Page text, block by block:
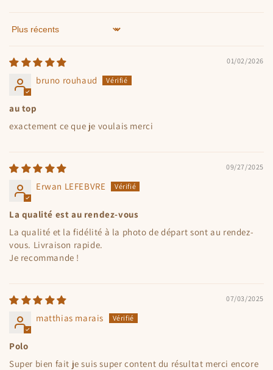
Sort by
01/02/2026
bruno rouhaud
au top
exactement ce que je voulais merci
09/27/2025
Erwan LEFEBVRE
La qualité est au rendez-vous
La qualité et la fidélité à la photo de départ sont au rendez-
vous. Livraison rapide.
Je recommande !
07/03/2025
matthias marais
Polo
Super bien fait je suis super content du résultat merci encore